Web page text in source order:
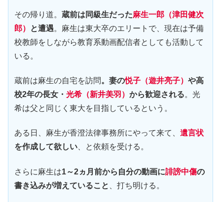
その帰り道。 蔵前は同級生だった麻生一郎（津田健次
郎）
と遭遇。麻生は東大卒のエリートで、現在は予備
校教師をしながら教育系動画配信者としても活動して
いる。
蔵前は麻生の自宅を訪問。妻の悦子（遊井亮子） や高
校2年の長女・ 光希（新井美羽） から歓迎される。光
希は父と同じく東大を目指しているという。
ある日、麻生が香澄法律事務所にやって来て、 遺言状
を作成して欲しい、と依頼を受ける。
さらに麻生は1～2ヵ月前から自分の動画に誹謗中傷の
書き込みが増えていること
、打ち明ける。